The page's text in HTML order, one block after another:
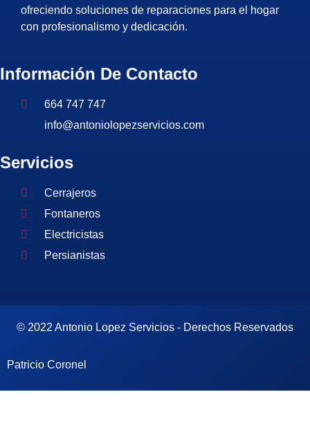
ofreciendo soluciones de reparaciones para el hogar
con profesionalismo y dedicación.
Información De Contacto
664 747 747
info@antoniolopezservicios.com
Servicios
Cerrajeros
Fontaneros
Electricistas
Persianistas
© 2022 Antonio Lopez Servicios - Derechos Reservados
Patricio Coronel